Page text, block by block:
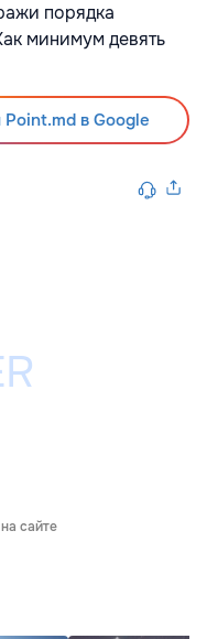
порядка
минимум девять
в Google
сайте